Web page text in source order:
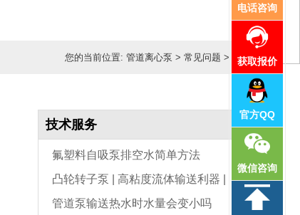
电话咨询
获取报价
官方QQ
微信咨询
您的当前位置:管道离心泵 >常见问题 >
技术服务
氟塑料自吸泵排空水简单方法
凸轮转子泵 | 高粘度流体输送利器 |
选型与维护全指南
管道泵输送热水时水量会变小吗